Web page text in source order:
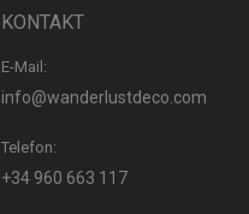
KONTAKT
E-Mail:
info@wanderlustdeco.com
Telefon:
+34 960 663 117